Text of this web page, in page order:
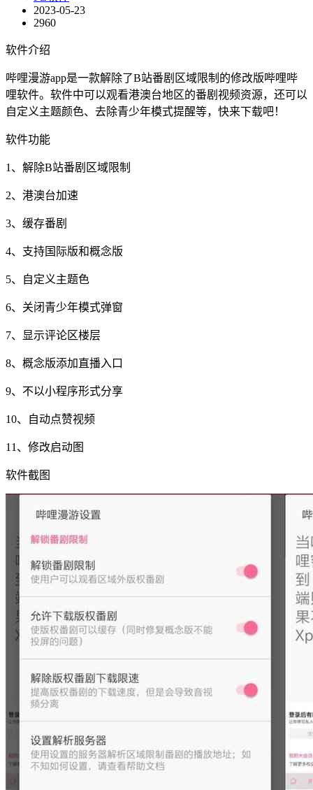
2023-05-23
2960
软件介绍
哔哩漫游app是一款解除了B站番剧区域限制的修改版哔哩哔
哩软件。软件中可以观看港澳台地区的番剧视频资源，还可以
自定义主题颜色、去除青少年模式提醒等，快来下载吧！
软件功能
1、解除B站番剧区域限制
2、港澳台加速
3、缓存番剧
4、支持国际版和概念版
5、自定义主题色
6、关闭青少年模式弹窗
7、显示评论区楼层
8、概念版添加直播入口
9、不以小程序形式分享
10、自动点赞视频
11、修改启动图
软件截图